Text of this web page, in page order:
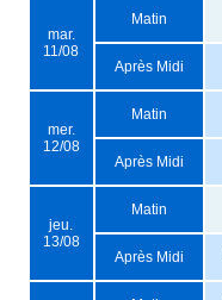
mar.
11/08
Matin
Après Midi
mer.
12/08
Matin
Après Midi
jeu.
13/08
Matin
Après Midi